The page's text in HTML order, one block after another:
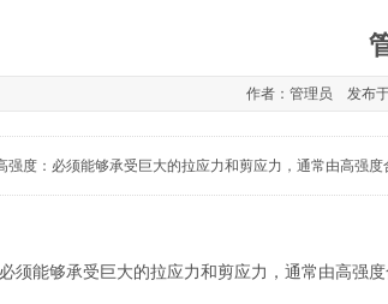
作者：管理员 发布
强度：必须能够承受巨大的拉应力和剪应力，通常由高强
须能够承受巨大的拉应力和剪应力，通常由高强